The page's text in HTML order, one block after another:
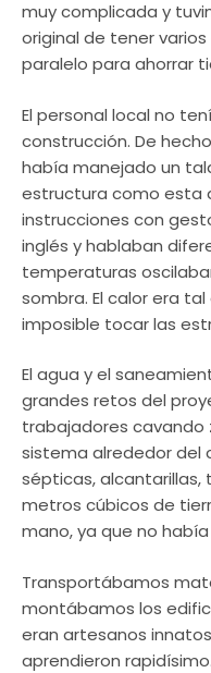
muy complicada y
original de tener
paralelo para ahorrar
El personal local no
construcción. De
había manejado un
estructura como esta
instrucciones con
inglés y hablaban
temperaturas
sombra. El calor era
imposible tocar las
El agua y el
grandes retos del
trabajadores cavando
sistema alrededor del
sépticas,
metros cúbicos de
mano, ya que no
Transportábamos
montábamos los
eran artesanos
aprendieron